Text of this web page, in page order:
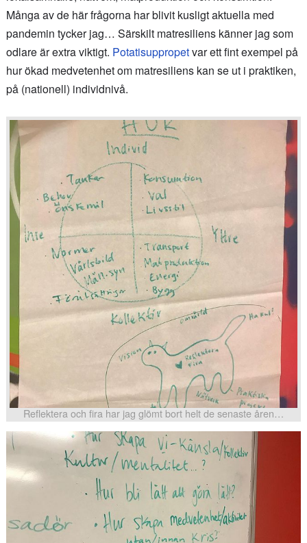
Många av de här frågorna har blivit kusligt aktuella med
pandemin tycker jag… Särskilt matresiliens känner jag som
odlare är extra viktigt. Potatisuppropetvar ett fint exempel på
hur ökad medvetenhet om matresiliens kan se ut i praktiken,
på (nationell) individnivå.
Reflektera och fira har jag glömt bort helt de senaste åren…